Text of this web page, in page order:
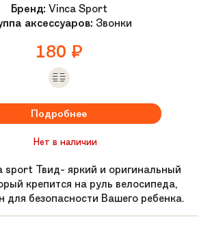
Бренд: Vinca Sport
аксессуаров: Звонки
180 ₽
Подробнее
Нет в наличии
sport Твид- яркий и оригинальный
крепится на руль велосипеда,
для безопасности Вашего ребенка.